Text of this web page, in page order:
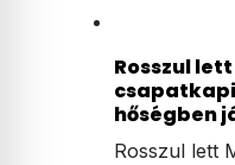
Rosszul
hőségben
Rosszul lett